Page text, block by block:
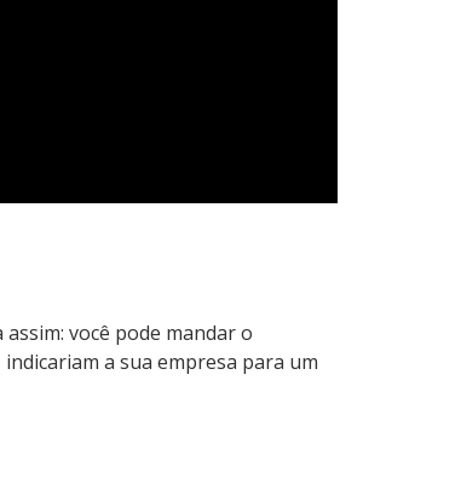
você pode mandar o
a sua empresa para um